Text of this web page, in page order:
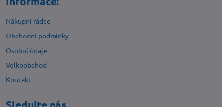
Nákupní rádce
Obchodní podmínky
Osobní údaje
Velkoobchod
Kontakt
Sledujte nás